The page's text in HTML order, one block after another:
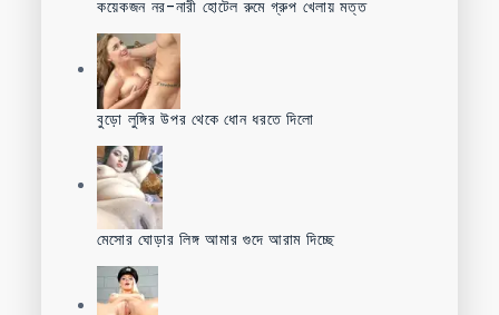
কয়েকজন নর-নারী হোটেল রুমে গ্রুপ খেলায় মত্ত
বুড়ো লুঙ্গির উপর থেকে ধোন ধরতে দিলো
মেসোর ঘোড়ার লিঙ্গ আমার গুদে আরাম দিচ্ছে